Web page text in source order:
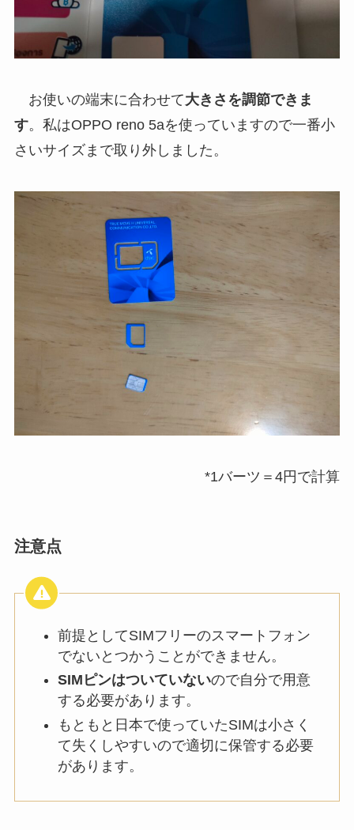
お使いの端末に合わせて大きさを調節できま
す。私はOPPO reno 5aを使っていますので一番小
さいサイズまで取り外しました。
*1バーツ＝4円で計算
注意点
前提としてSIMフリーのスマートフォン
でないとつかうことができません。
SIMピンはついていないので自分で用意
する必要があります。
もともと日本で使っていたSIMは小さく
て失くしやすいので適切に保管する必要
があります。